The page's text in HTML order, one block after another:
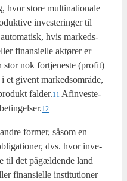
hvor sto­re mul­ti­na­tio­na­le
inve­ste­rin­ger til
hvis mar­keds­
finan­si­el­le aktø­rer er
stor nok fortje­ne­ste (pro­fit)
et givent mar­keds­om­rå­de,
falder.11 Afin­ve­ste­
12
for­mer, såsom en
dvs. hvor inve­
til det pågæl­den­de land
finan­si­el­le insti­tu­tio­ner